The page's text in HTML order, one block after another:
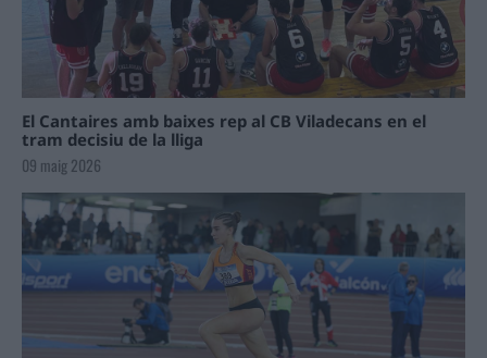
El Cantaires amb baixes rep al CB Viladecans en el
tram decisiu de la lliga
09 maig 2026